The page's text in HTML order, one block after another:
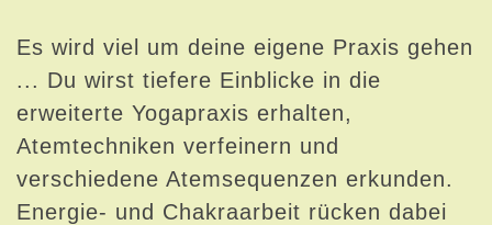
Es wird viel um deine eigene Praxis gehen
... Du wirst tiefere Einblicke in die
erweiterte Yogapraxis erhalten,
Atemtechniken verfeinern und
verschiedene Atemsequenzen erkunden.
Energie- und Chakraarbeit rücken dabei